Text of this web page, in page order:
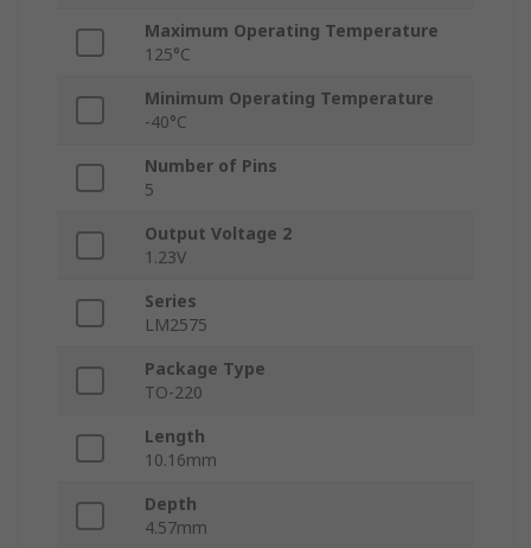
Maximum Operating Temperature
125°C
Minimum Operating Temperature
-40°C
Number of Pins
5
Output Voltage 2
1.23V
Series
LM2575
Package Type
TO-220
Length
10.16mm
Depth
4.57mm